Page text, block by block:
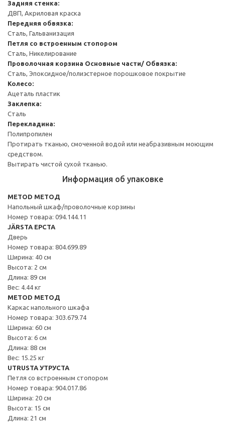
Задняя стенка:
ДВП, Акриловая краска
Передняя обвязка:
Сталь, Гальванизация
Петля со встроенным стопором
Сталь, Никелирование
Проволочная корзина Основные части/ Обвязка:
Сталь, Эпоксидное/полиэстерное порошковое покрытие
Колесо:
Ацеталь пластик
Заклепка:
Сталь
Перекладина:
Полипропилен
Протирать тканью, смоченной водой или неабразивным моющим
средством.
Вытирать чистой сухой тканью.
Информация об упаковке
METOD МЕТОД
Напольный шкаф/проволочные корзины
Номер товара: 094.144.11
JÄRSTA ЕРСТА
Дверь
Номер товара: 804.699.89
Ширина: 40 см
Высота: 2 см
Длина: 89 см
Вес: 4.44 кг
METOD МЕТОД
Каркас напольного шкафа
Номер товара: 303.679.74
Ширина: 60 см
Высота: 6 см
Длина: 88 см
Вес: 15.25 кг
UTRUSTA УТРУСТА
Петля со встроенным стопором
Номер товара: 904.017.86
Ширина: 20 см
Высота: 15 см
Длина: 21 см